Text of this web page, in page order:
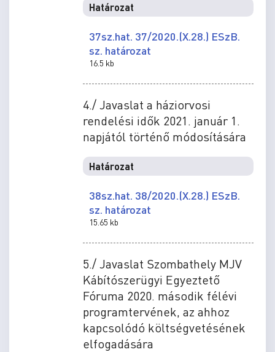
Határozat
37sz.hat. 37/2020.(X.28.) ESzB.
sz. határozat
16.5 kb
4./ Javaslat a háziorvosi
rendelési idők 2021. január 1.
napjától történő módosítására
Határozat
38sz.hat. 38/2020.(X.28.) ESzB.
sz. határozat
15.65 kb
5./ Javaslat Szombathely MJV
Kábítószerügyi Egyeztető
Fóruma 2020. második félévi
programtervének, az ahhoz
kapcsolódó költségvetésének
elfogadására